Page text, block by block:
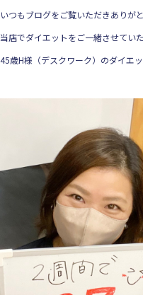
いつもブログをご覧いただきありが
当店でダイエットをご一緒させてい
45歳H様（デスクワーク）のダイエ